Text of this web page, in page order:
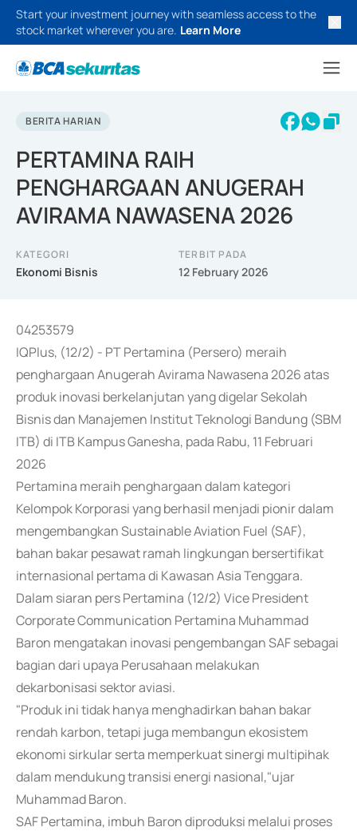
Start your investment journey with seamless access to the
stock market wherever you are. Learn More
BERITA HARIAN
PERTAMINA RAIH
PENGHARGAAN ANUGERAH
AVIRAMA NAWASENA 2026
KATEGORI
Ekonomi Bisnis
TERBIT PADA
12 February 2026
04253579
IQPlus, (12/2) - PT Pertamina (Persero) meraih
penghargaan Anugerah Avirama Nawasena 2026 atas
produk inovasi berkelanjutan yang digelar Sekolah
Bisnis dan Manajemen Institut Teknologi Bandung (SBM
ITB) di ITB Kampus Ganesha, pada Rabu, 11 Februari
2026
Pertamina meraih penghargaan dalam kategori
Kelompok Korporasi yang berhasil menjadi pionir dalam
mengembangkan Sustainable Aviation Fuel (SAF),
bahan bakar pesawat ramah lingkungan bersertifikat
internasional pertama di Kawasan Asia Tenggara.
Dalam siaran pers Pertamina (12/2) Vice President
Corporate Communication Pertamina Muhammad
Baron mengatakan inovasi pengembangan SAF sebagai
bagian dari upaya Perusahaan melakukan
dekarbonisasi sektor aviasi.
"Produk ini tidak hanya menghadirkan bahan bakar
rendah karbon, tetapi juga membangun ekosistem
ekonomi sirkular serta memperkuat sinergi multipihak
dalam mendukung transisi energi nasional,"ujar
Muhammad Baron.
SAF Pertamina, imbuh Baron diproduksi melalui proses